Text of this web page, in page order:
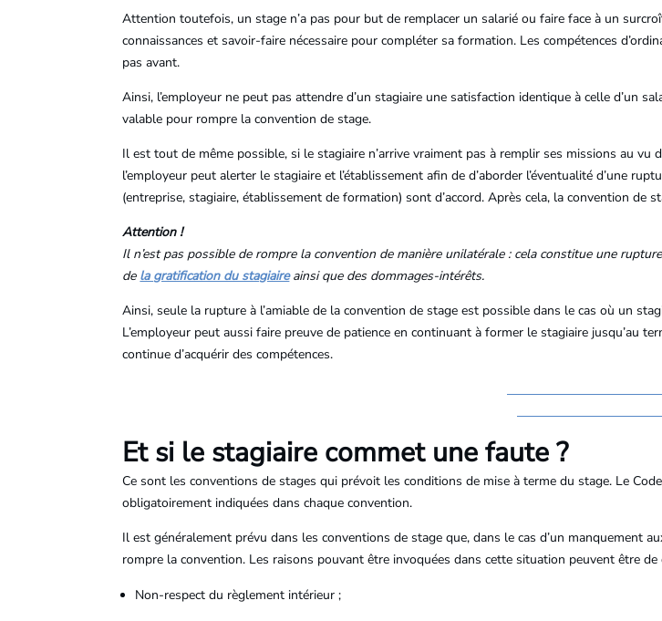
Attention toutefois, un stage n’a pas pour but de remplacer un salarié ou faire face à un
connaissances et savoir-faire nécessaire pour compléter sa formation. Les compétences
pas avant.
Ainsi, l’employeur ne peut pas attendre d’un stagiaire une satisfaction identique à celle d’un
valable pour rompre la convention de stage.
Il est tout de même possible, si le stagiaire n’arrive vraiment pas à remplir ses missions au vu
l’employeur peut alerter le stagiaire et l’établissement afin de d’aborder l’éventualité d’une
(entreprise, stagiaire, établissement de formation) sont d’accord. Après cela, la convention
Attention !
Il n’est pas possible de rompre la convention de manière unilatérale : cela constitue une
de la gratification du stagiaireainsi que des dommages-intérêts.
Ainsi, seule la rupture à l’amiable de la convention de stage est possible dans le cas où un
L’employeur peut aussi faire preuve de patience en continuant à former le stagiaire jusqu’au
continue d’acquérir des compétences.
Et si le stagiaire commet une faute ?
Ce sont les conventions de stages qui prévoit les conditions de mise à terme du stage. Le
obligatoirement indiquées dans chaque convention.
Il est généralement prévu dans les conventions de stage que, dans le cas d’un manquement
rompre la convention. Les raisons pouvant être invoquées dans cette situation peuvent être
Non-respect du règlement intérieur ;